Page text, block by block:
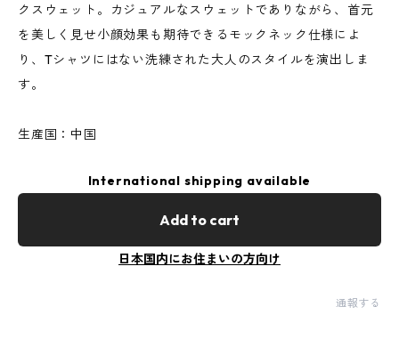
クスウェット。カジュアルなスウェットでありながら、首元
を美しく見せ小顔効果も期待できるモックネック仕様によ
り、Tシャツにはない洗練された大人のスタイルを演出しま
す。
生産国：中国
International shipping available
Add to cart
日本国内にお住まいの方向け
通報する